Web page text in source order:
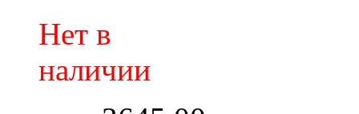
Нет в
наличии